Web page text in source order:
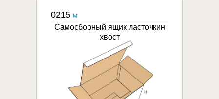
0215 M
Самосборный ящик ласточкин
хвост